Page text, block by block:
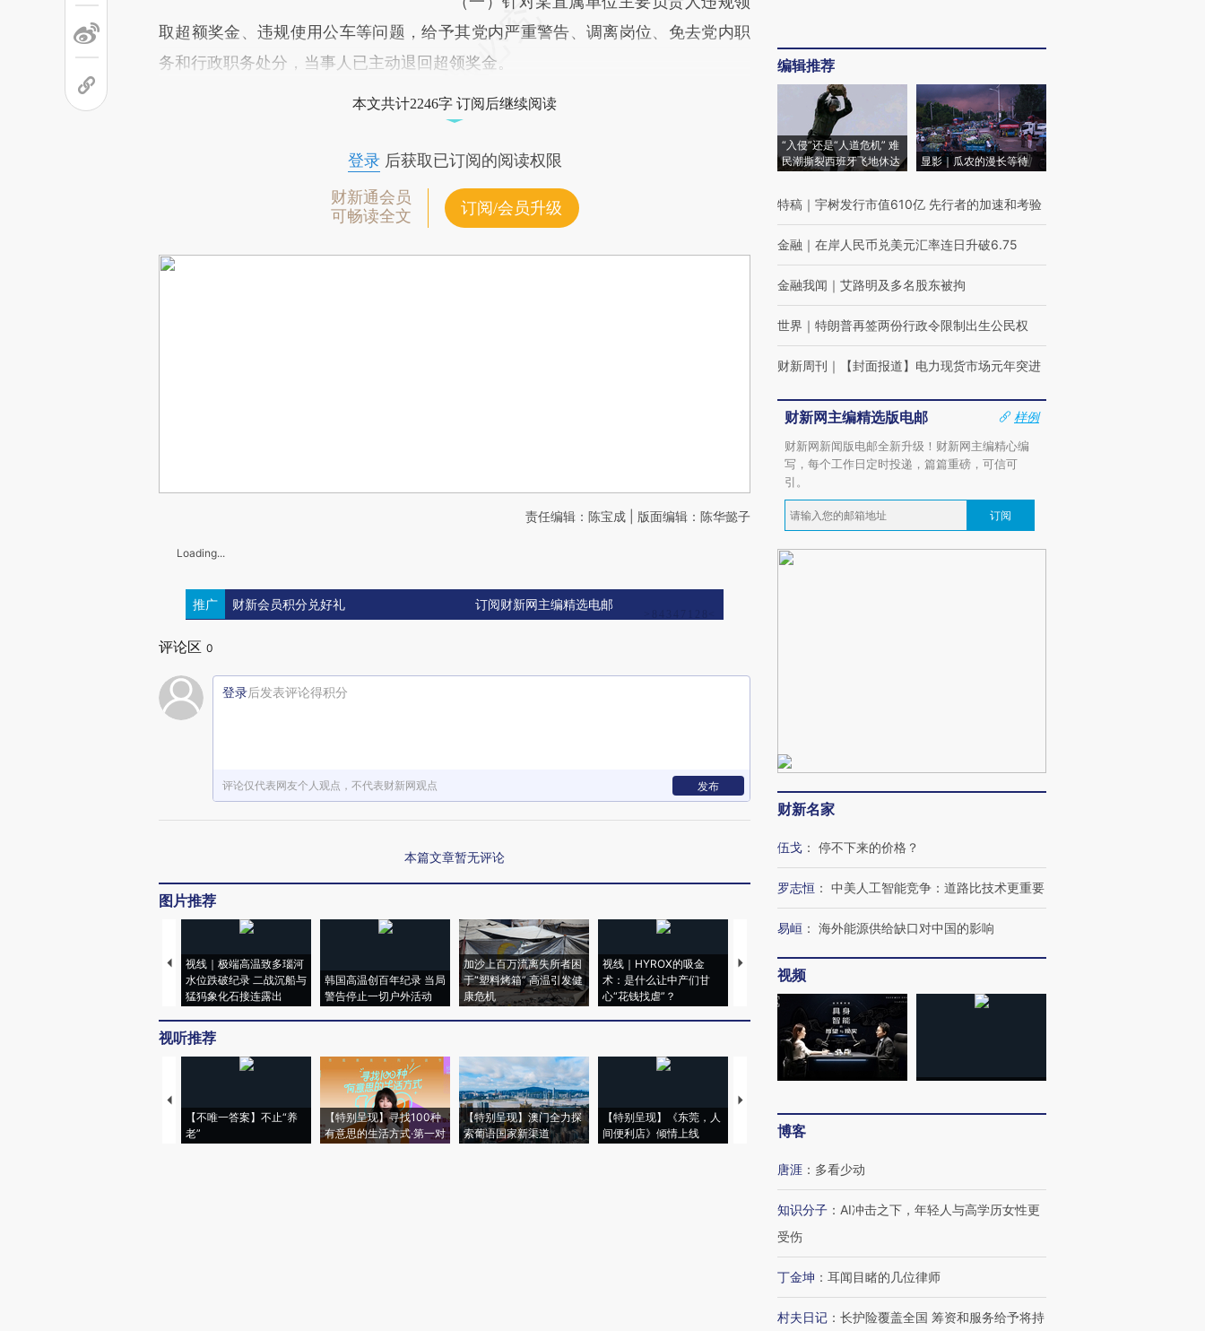
取超额奖金、违规使用公车等问题，给予其党内严重警告、调离岗位、免去党内职
务和行政职务处分，当事人已主动退回超领奖金。
本文共计2246字 订阅后继续阅读
登录后获取已订阅的阅读权限
财新通会员
可畅读全文
订阅/会员升级
责任编辑：陈宝成 | 版面编辑：陈华懿子
Loading...
推广 财新会员积分兑好礼 订阅财新网主编精选电邮
评论区 0
登录后发表评论得积分
评论仅代表网友个人观点，不代表财新网观点 发布
本篇文章暂无评论
图片推荐
视线｜极端高温致多瑙河
水位跌破纪录 二战沉船与
猛犸象化石接连露出
韩国高温创百年纪录 当局
警告停止一切户外活动
加沙上百万流离失所者困
于“塑料烤箱” 高温引发健
康危机
视线｜HYROX的吸金
术：是什么让中产们甘
心“花钱找虐”？
马航飞行员跨国走私7万
粒摇头丸 尿检体内含3种
育部长拱下台
飞地休达
视听推荐
【不唯一答案】不止“养
老”
【特别呈现】寻找100种
有意思的生活方式·第一对
【特别呈现】澳门全力探
索葡语国家新渠道
【特别呈现】《东莞，人
间便利店》倾情上线
【推广】走进第四届链博
会，让数智科技“链”接产
【特别呈现】寻找100种
CFO：不靠规模取胜，华
编辑推荐
“入侵”还是“人道危机” 难
民潮撕裂西班牙飞地休达
显影｜瓜农的漫长等待
特稿 ｜ 宇树发行市值610亿 先行者的加速和考验
金融 ｜ 在岸人民币兑美元汇率连日升破6.75
金融我闻 ｜ 艾路明及多名股东被拘
世界 ｜ 特朗普再签两份行政令限制出生公民权
财新周刊 ｜ 【封面报道】电力现货市场元年突进
财新网主编精选版电邮
样例
财新网新闻版电邮全新升级！财新网主编精心编
写，每个工作日定时投递，篇篇重磅，可信可
引。
订阅
财新名家
伍戈 ： 停不下来的价格？
罗志恒 ： 中美人工智能竞争：道路比技术更重要
易峘 ： 海外能源供给缺口对中国的影响
视频
博客
唐涯 ： 多看少动
知识分子 ： AI冲击之下，年轻人与高学历女性更
受伤
丁金坤 ： 耳闻目睹的几位律师
村夫日记 ： 长护险覆盖全国 筹资和服务给予将持